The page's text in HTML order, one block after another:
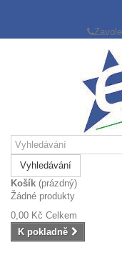
Vyhledávání
Košík (prázdný)
Žádné produkty
0,00 Kč Celkem
K pokladně